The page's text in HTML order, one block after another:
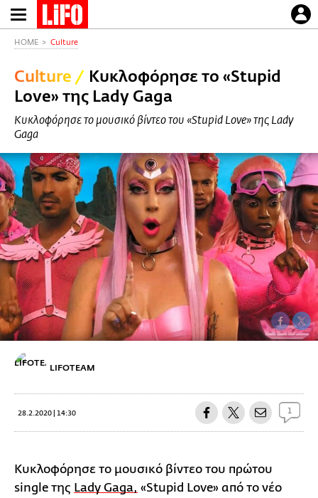
Παράκαμψη
προς
περιεχόμενο
HOME Culture
Culture / Κυκλοφόρησε το «Stupid
Love» της Lady Gaga
Κυκλοφόρησε το μουσικό βίντεο του «Stupid Love» της Lady
Gaga
LIFOTEAM
28.2.2020 | 14:30 1
Κυκλοφόρησε το μουσικό βίντεο του πρώτου
single της Lady Gaga, «Stupid Love» από το νέο